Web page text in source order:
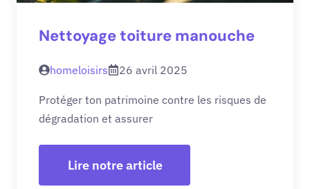
Nettoyage toiture manouche
homeloisirs 26 avril 2025
Protéger ton patrimoine contre les risques de
dégradation et assurer
Lire notre article